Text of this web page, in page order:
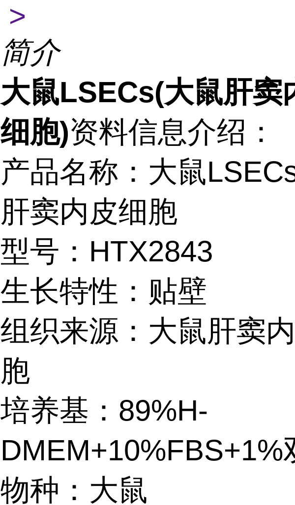
>
简介
大鼠LSECs(大鼠肝窦
细胞)资料信息介绍：
产品名称：大鼠
肝窦内皮细胞
型号：HTX2843
生长特性：贴壁
组织来源：大鼠肝窦
胞
培养基：89%H-
DMEM+10%FBS+1%
物种：大鼠